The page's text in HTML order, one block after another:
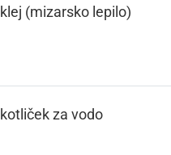
klej (mizarsko lepilo)
kotliček za vodo